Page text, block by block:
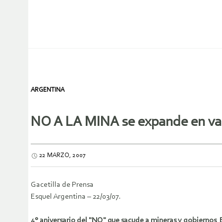
ARGENTINA
NO A LA MINA se expande en
22 MARZO, 2007
Gacetilla de Prensa
Esquel Argentina – 22/03/07.